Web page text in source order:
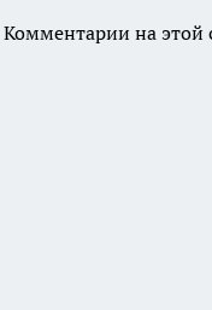
Комментарии на этой